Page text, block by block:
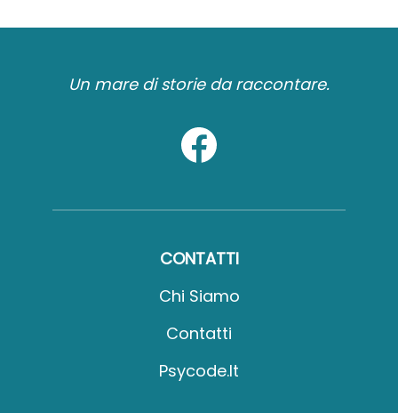
Un mare di storie da raccontare.
CONTATTI
Chi Siamo
Contatti
Psycode.it